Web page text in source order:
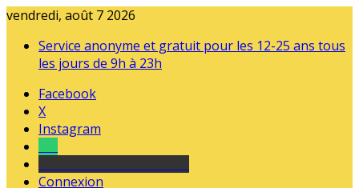
vendredi, août 7 2026
Service anonyme et gratuit pour les 12-25 ans tous
les jours de 9h à 23h
Facebook
X
Instagram
Connexion